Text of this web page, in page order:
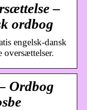
–
ordbog
engelsk-dansk
oversættelser.
Ordbog